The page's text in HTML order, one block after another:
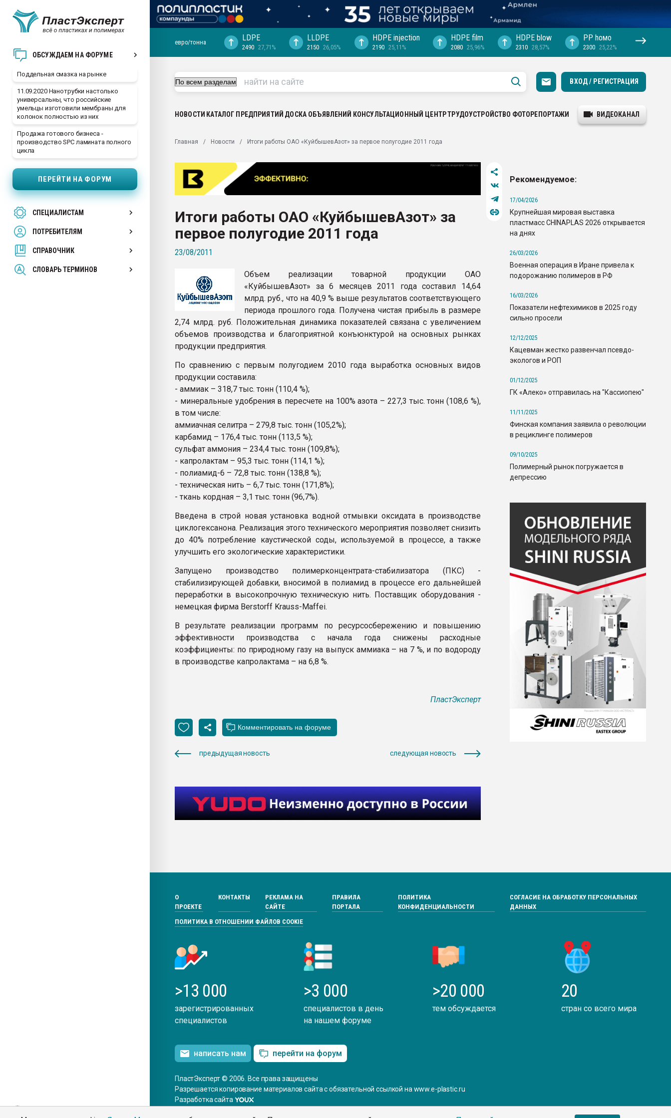
ОБСУЖДАЕМ НА ФОРУМЕ
Поддельная смазка на рынке
11.09.2020 Нанотрубки настолько
универсальны, что российские
умельцы изготовили мембраны для
колонок полностью из них
Продажа готового бизнеса -
производство SPC ламината полного
цикла
ПЕРЕЙТИ НА ФОРУМ
СПЕЦИАЛИСТАМ
ПОТРЕБИТЕЛЯМ
СПРАВОЧНИК
СЛОВАРЬ ТЕРМИНОВ
ближайшее подмосковье, с.-в.
Подмосковье, Москва
первый план в переработке
28.07.2026 "Технониколь" довольна
Всё, что касается выдува ПЭТ
Материал поверхности пуансона для
Продам отходы Композиция
поликарбоната и АБС-пластика
Armaloy PC/ABS-1IM черный цвет
евро/тонна LDPE
2490 27,71%
LLDPE
2150 26,05%
HDPE injection
2190 25,11%
HDPE film
2080 25,96%
HDPE blow
2310 28,57%
PP hомо
2300 25,22%
ВХОД / РЕГИСТРАЦИЯ
НОВОСТИ КАТАЛОГ ПРЕДПРИЯТИЙ ДОСКА ОБЪЯВЛЕНИЙ КОНСУЛЬТАЦИОННЫЙ ЦЕНТРТРУДОУСТРОЙСТВО ФОТОРЕПОРТАЖИ ВИДЕОКАНАЛ
Главная Новости Итоги работы ОАО «КуйбышевАзот» за первое полугодие 2011 года
Итоги работы ОАО «КуйбышевАзот» за
первое полугодие 2011 года
23/08/2011
Объем реализации товарной продукции ОАО
«КуйбышевАзот» за 6 месяцев 2011 года составил 14,64
млрд. руб., что на 40,9 % выше результатов соответствующего
периода прошлого года. Получена чистая прибыль в размере
2,74 млрд. руб. Положительная динамика показателей связана с увеличением
объемов производства и благоприятной конъюнктурой на основных рынках
продукции предприятия.
По сравнению с первым полугодием 2010 года выработка основных видов
продукции составила:
- аммиак – 318,7 тыс. тонн (110,4 %);
- минеральные удобрения в пересчете на 100% азота – 227,3 тыс. тонн (108,6 %),
в том числе:
аммиачная селитра – 279,8 тыс. тонн (105,2%);
карбамид – 176,4 тыс. тонн (113,5 %);
сульфат аммония – 234,4 тыс. тонн (109,8%);
- капролактам – 95,3 тыс. тонн (114,1 %);
- полиамид-6 – 72,8 тыс. тонн (138,8 %);
- техническая нить – 6,7 тыс. тонн (171,8%);
- ткань кордная – 3,1 тыс. тонн (96,7%).
Введена в строй новая установка водной отмывки оксидата в производстве
циклогексанона. Реализация этого технического мероприятия позволяет снизить
до 40% потребление каустической соды, используемой в процессе, а также
улучшить его экологические характеристики.
Запущено производство полимерконцентрата-стабилизатора (ПКС) -
стабилизирующей добавки, вносимой в полиамид в процессе его дальнейшей
переработки в высокопрочную техническую нить. Поставщик оборудования -
немецкая фирма Berstorff Krauss-Maffei.
В результате реализации программ по ресурсосбережению и повышению
эффективности производства с начала года снижены расходные
коэффициенты: по природному газу на выпуск аммиака – на 7 %, и по водороду
в производстве капролактама – на 6,8 %.
ПластЭксперт
предыдущая новость следующая новость
Рекомендуемое:
17/04/2026
Крупнейшая мировая выставка
пластмасс CHINAPLAS 2026 открывается
на днях
26/03/2026
Военная операция в Иране привела к
подорожанию полимеров в РФ
16/03/2026
Показатели нефтехимиков в 2025 году
сильно просели
12/12/2025
Кацевман жестко развенчал псевдо-
экологов и РОП
01/12/2025
ГК «Алеко» отправилась на "Кассиопею"
11/11/2025
Финская компания заявила о революции
в рециклинге полимеров
09/10/2025
Полимерный рынок погружается в
депрессию
О
ПРОЕКТЕ
КОНТАКТЫ
РЕКЛАМА НА
САЙТЕ
ПРАВИЛА
ПОРТАЛА
ПОЛИТИКА
КОНФИДЕНЦИАЛЬНОСТИ
СОГЛАСИЕ НА ОБРАБОТКУ ПЕРСОНАЛЬНЫХ
ДАННЫХ
ПОЛИТИКА В ОТНОШЕНИИ ФАЙЛОВ COOKIE
>13 000
зарегистрированных
специалистов
>3 000
специалистов в день
на нашем форуме
>20 000
тем обсуждается
20
стран со всего мира
написать нам перейти на форум
ПластЭксперт © 2006. Все права защищены
Разрешается копирование материалов сайта с обязательной ссылкой на www.e-plastic.ru
Разработка сайта